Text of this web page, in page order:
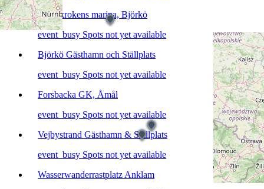
Bessekrokens marina, Björkö
event_busy Spots not yet available
Björkö Gästhamn och Ställplats
event_busy Spots not yet available
Forsbacka GK, Åmål
event_busy Spots not yet available
Vejbystrand Gästhamn & Ställplats
event_busy Spots not yet available
Wasserwanderrastplatz Anklam